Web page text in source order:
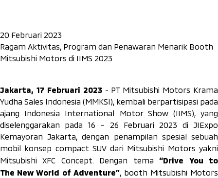
20 Februari 2023
Ragam Aktivitas, Program dan Penawaran Menarik Booth
Mitsubishi Motors di IIMS 2023
Jakarta, 17 Februari 2023- PT Mitsubishi Motors Krama
Yudha Sales Indonesia (MMKSI), kembali berpartisipasi pada
ajang Indonesia International Motor Show (IIMS), yang
diselenggarakan pada 16 – 26 Februari 2023 di JIExpo
Kemayoran Jakarta, dengan penampilan spesial sebuah
mobil konsep compact SUV dari Mitsubishi Motors yakni
Mitsubishi XFC Concept. Dengan tema“Drive You to
The New World of Adventure” , booth Mitsubishi Motors